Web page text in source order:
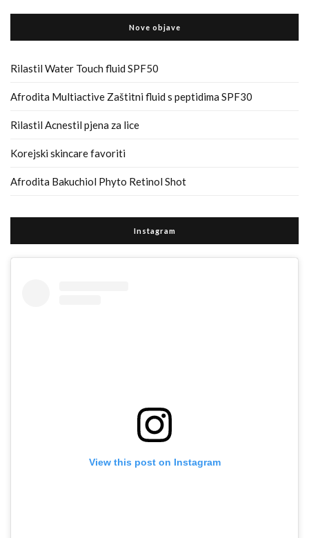
Nove objave
Rilastil Water Touch fluid SPF50
Afrodita Multiactive Zaštitni fluid s peptidima SPF30
Rilastil Acnestil pjena za lice
Korejski skincare favoriti
Afrodita Bakuchiol Phyto Retinol Shot
Instagram
View this post on Instagram